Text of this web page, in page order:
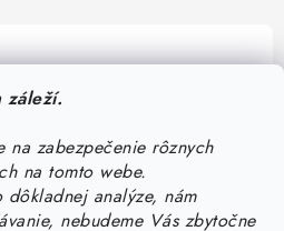
záleží.
na zabezpečenie rôznych
na tomto webe.
dôkladnej analýze, nám
nebudeme Vás zbytočne
vám s výberom
poradiť? Sme tu pre vás!
@kurin.sk